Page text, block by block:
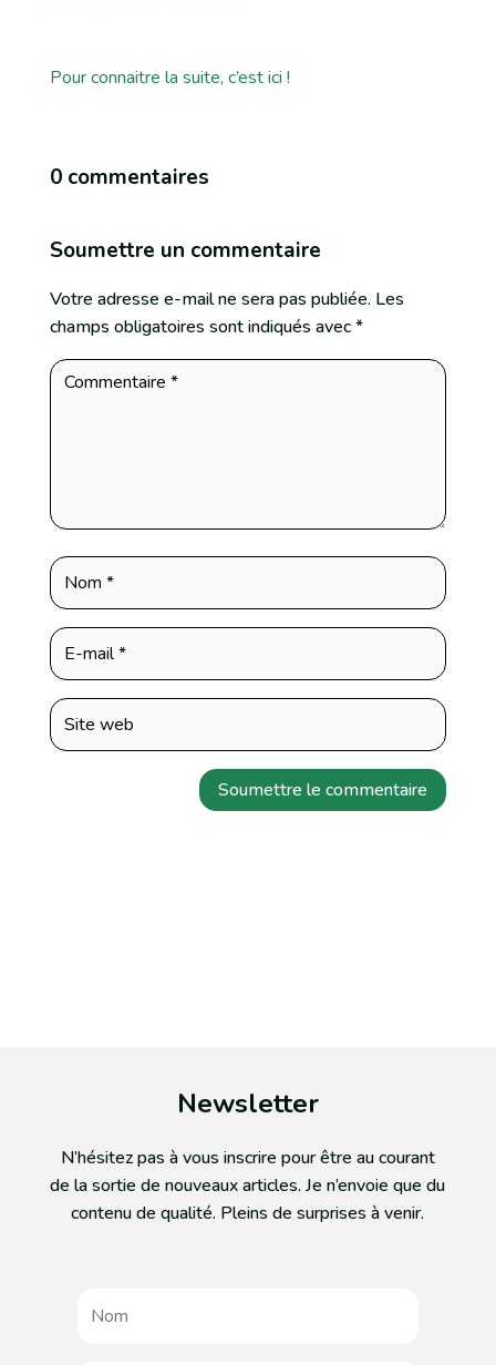
Pour connaitre la suite, c’est ici !
0 commentaires
Soumettre un commentaire
Votre adresse e-mail ne sera pas publiée. Les
champs obligatoires sont indiqués avec*
Soumettre le commentaire
Newsletter
N’hésitez pas à vous inscrire pour être au courant
de la sortie de nouveaux articles. Je n’envoie que du
contenu de qualité. Pleins de surprises à venir.